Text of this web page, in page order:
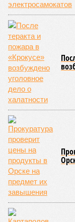
декабрю 2026 г.,
этом из кураторов
сроки должны
площадке, по
бывающих у
бетононасосов, ни
мобилизации
осталось менее
Если в «Сказочном
отчитывался о
конкретными
монолитных
то по «Станции Л»
дольщики не
строительства не
строительства,
Напрашивается
декларируемая